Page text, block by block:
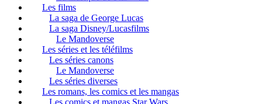
Les films
La saga de George Lucas
La saga Disney/Lucasfilms
Le Mandoverse
Les séries et les téléfilms
Les séries canons
Le Mandoverse
Les séries diverses
Les romans, les comics et les mangas
Les comics et mangas Star Wars